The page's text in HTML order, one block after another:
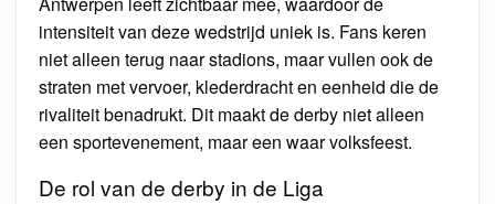
intensiteit van deze wedstrijd uniek is. Fans keren
niet alleen terug naar stadions, maar vullen ook de
straten met vervoer, klederdracht en eenheid die de
rivaliteit benadrukt. Dit maakt de derby niet alleen
een sportevenement, maar een waar volksfeest.
De rol van de derby in de Liga